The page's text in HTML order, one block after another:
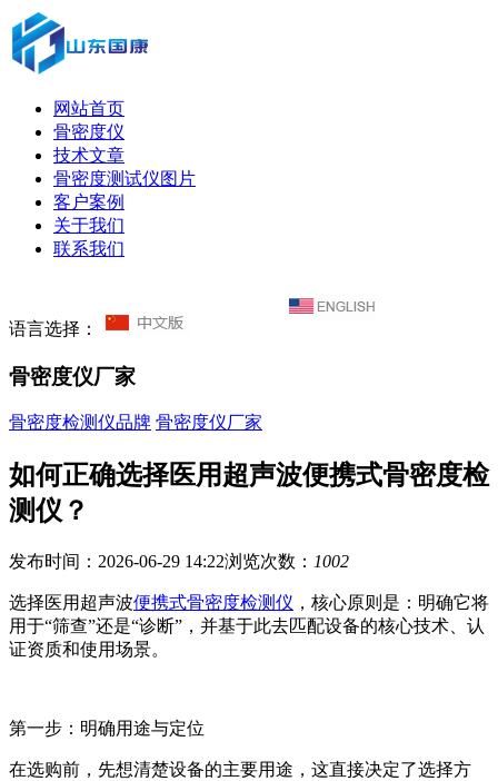
网站首页
骨密度仪
技术文章
骨密度测试仪图片
客户案例
关于我们
联系我们
语言选择：
骨密度仪厂家
骨密度检测仪品牌 骨密度仪厂家
如何正确选择医用超声波便携式骨密度检
测仪？
发布时间：2026-06-29 14:22浏览次数： 1002
选择医用超声波便携式骨密度检测仪 ，核心原则是：明确它将
用于“筛查”还是“诊断”，并基于此去匹配设备的核心技术、认
证资质和使用场景。
第一步：明确用途与定位
在选购前，先想清楚设备的主要用途，这直接决定了选择方